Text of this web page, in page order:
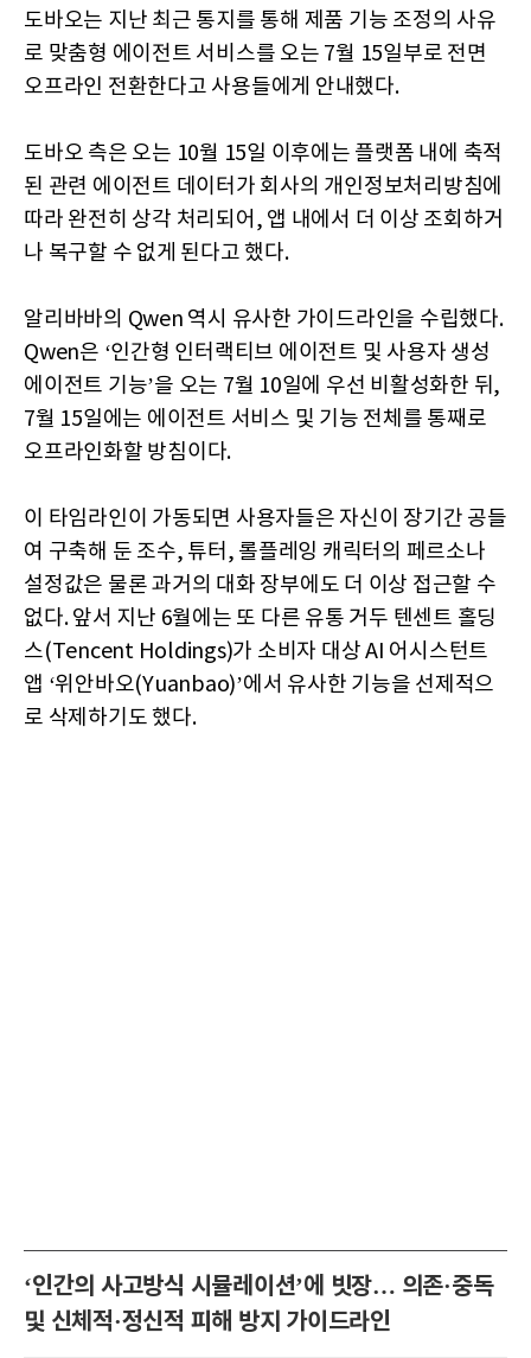
도바오는 지난 최근 통지를 통해 제품 기능 조정의 사유
로 맞춤형 에이전트 서비스를 오는 7월 15일부로 전면
오프라인 전환한다고 사용들에게 안내했다.
도바오 측은 오는 10월 15일 이후에는 플랫폼 내에 축적
된 관련 에이전트 데이터가 회사의 개인정보처리방침에
따라 완전히 상각 처리되어, 앱 내에서 더 이상 조회하거
나 복구할 수 없게 된다고 했다.
알리바바의 Qwen 역시 유사한 가이드라인을 수립했다.
Qwen은 ‘인간형 인터랙티브 에이전트 및 사용자 생성
에이전트 기능’을 오는 7월 10일에 우선 비활성화한 뒤,
7월 15일에는 에이전트 서비스 및 기능 전체를 통째로
오프라인화할 방침이다.
이 타임라인이 가동되면 사용자들은 자신이 장기간 공들
여 구축해 둔 조수, 튜터, 롤플레잉 캐릭터의 페르소나
설정값은 물론 과거의 대화 장부에도 더 이상 접근할 수
없다. 앞서 지난 6월에는 또 다른 유통 거두 텐센트 홀딩
스(Tencent Holdings)가 소비자 대상 AI 어시스턴트
앱 ‘위안바오(Yuanbao)’에서 유사한 기능을 선제적으
로 삭제하기도 했다.
‘인간의 사고방식 시뮬레이션’에 빗장… 의존·중독
및 신체적·정신적 피해 방지 가이드라인